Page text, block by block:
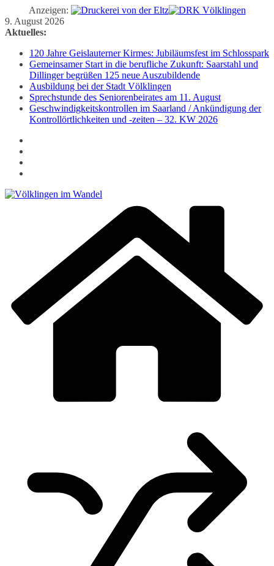
Anzeigen:
Zum
Inhalt
9. August 2026
Aktuelles:
120 Jahre Geislauterner Kirmes: Jubiläumsfest im Schlosspark
Gemeinsamer Start in die berufliche Zukunft: Saarstahl und
Dillinger begrüßen 125 neue Auszubildende
Ausbildung bei der Stadt Völklingen
Sprechstunde des Seniorenbeirates am 11. August
Geschwindigkeitskontrollen im Saarland / Ankündigung der
Kontrollörtlichkeiten und -zeiten – 32. KW 2026